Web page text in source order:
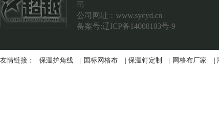
司
公司网址： www.sycyd.cn
备案号:辽ICP备14008103号-9
友情链接： 保温护角线 国标网格布 保温钉定制 网格布厂家 |